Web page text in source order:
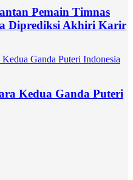
Pemain Timnas
Diprediksi Akhiri Karir
Kedua Ganda Puteri